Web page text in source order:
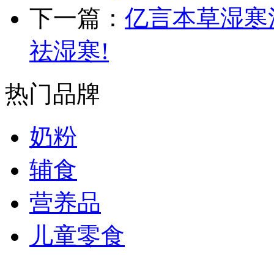
下一篇： 亿言本草湿
祛湿寒!
热门品牌
奶粉
辅食
营养品
儿童零食